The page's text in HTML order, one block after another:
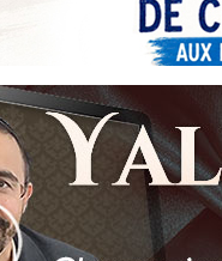
Odaya vient
13
2 personnes
30
Il reste
12
3